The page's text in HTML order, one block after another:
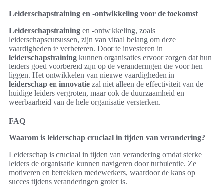
Leiderschapstraining en -ontwikkeling voor de toekomst
Leiderschapstraining en -ontwikkeling, zoals
leiderschapscursussen, zijn van vitaal belang om deze
vaardigheden te verbeteren. Door te investeren in
leiderschapstraining kunnen organisaties ervoor zorgen dat hun
leiders goed voorbereid zijn op de veranderingen die voor hen
liggen. Het ontwikkelen van nieuwe vaardigheden in
leiderschap en innovatie zal niet alleen de effectiviteit van de
huidige leiders vergroten, maar ook de duurzaamheid en
weerbaarheid van de hele organisatie versterken.
FAQ
Waarom is leiderschap cruciaal in tijden van verandering?
Leiderschap is cruciaal in tijden van verandering omdat sterke
leiders de organisatie kunnen navigeren door turbulentie. Ze
motiveren en betrekken medewerkers, waardoor de kans op
succes tijdens veranderingen groter is.